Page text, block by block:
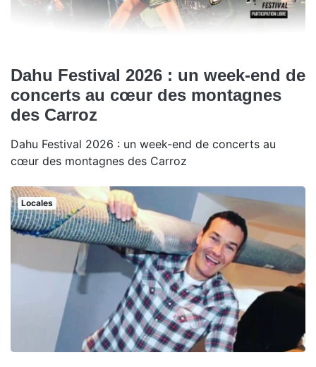
Dahu Festival 2026 : un week-end de
concerts au cœur des montagnes
des Carroz
Dahu Festival 2026 : un week-end de concerts au
cœur des montagnes des Carroz
Locales